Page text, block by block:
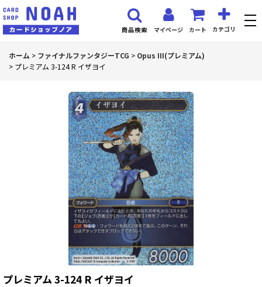
マイページ カート カテゴリ
商品検索
ホーム > ファイナルファンタジーTCG > Opus III(プレミアム)
> プレミアム 3-124 R イザヨイ
プレミアム 3-124 R イザヨイ